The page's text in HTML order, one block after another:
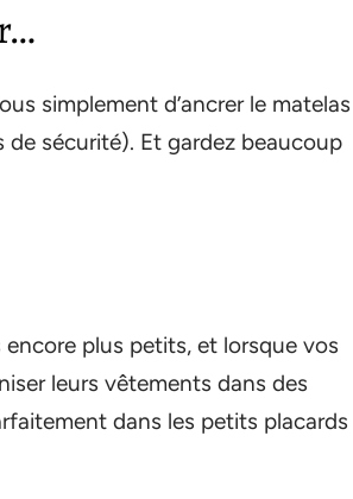
simplement d’ancrer le matelas
sécurité). Et gardez beaucoup
plus petits, et lorsque vos
leurs vêtements dans des
dans les petits placards